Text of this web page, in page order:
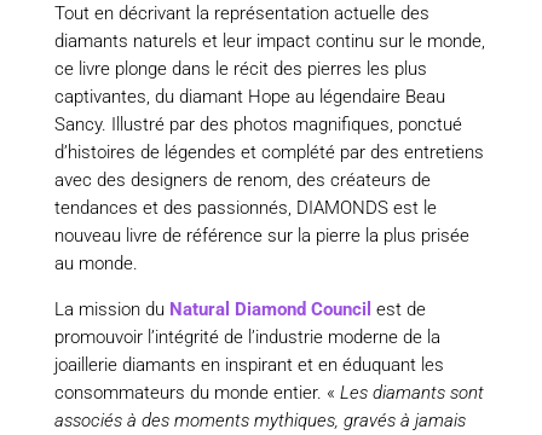
Tout en décrivant la représentation actuelle des
diamants naturels et leur impact continu sur le monde,
ce livre plonge dans le récit des pierres les plus
captivantes, du diamant Hope au légendaire Beau
Sancy. Illustré par des photos magnifiques, ponctué
d’histoires de légendes et complété par des entretiens
avec des designers de renom, des créateurs de
tendances et des passionnés, DIAMONDS est le
nouveau livre de référence sur la pierre la plus prisée
au monde.
La mission du Natural Diamond Council est de
promouvoir l’intégrité de l’industrie moderne de la
joaillerie diamants en inspirant et en éduquant les
consommateurs du monde entier. « Les diamants sont
associés à des moments mythiques, gravés à jamais